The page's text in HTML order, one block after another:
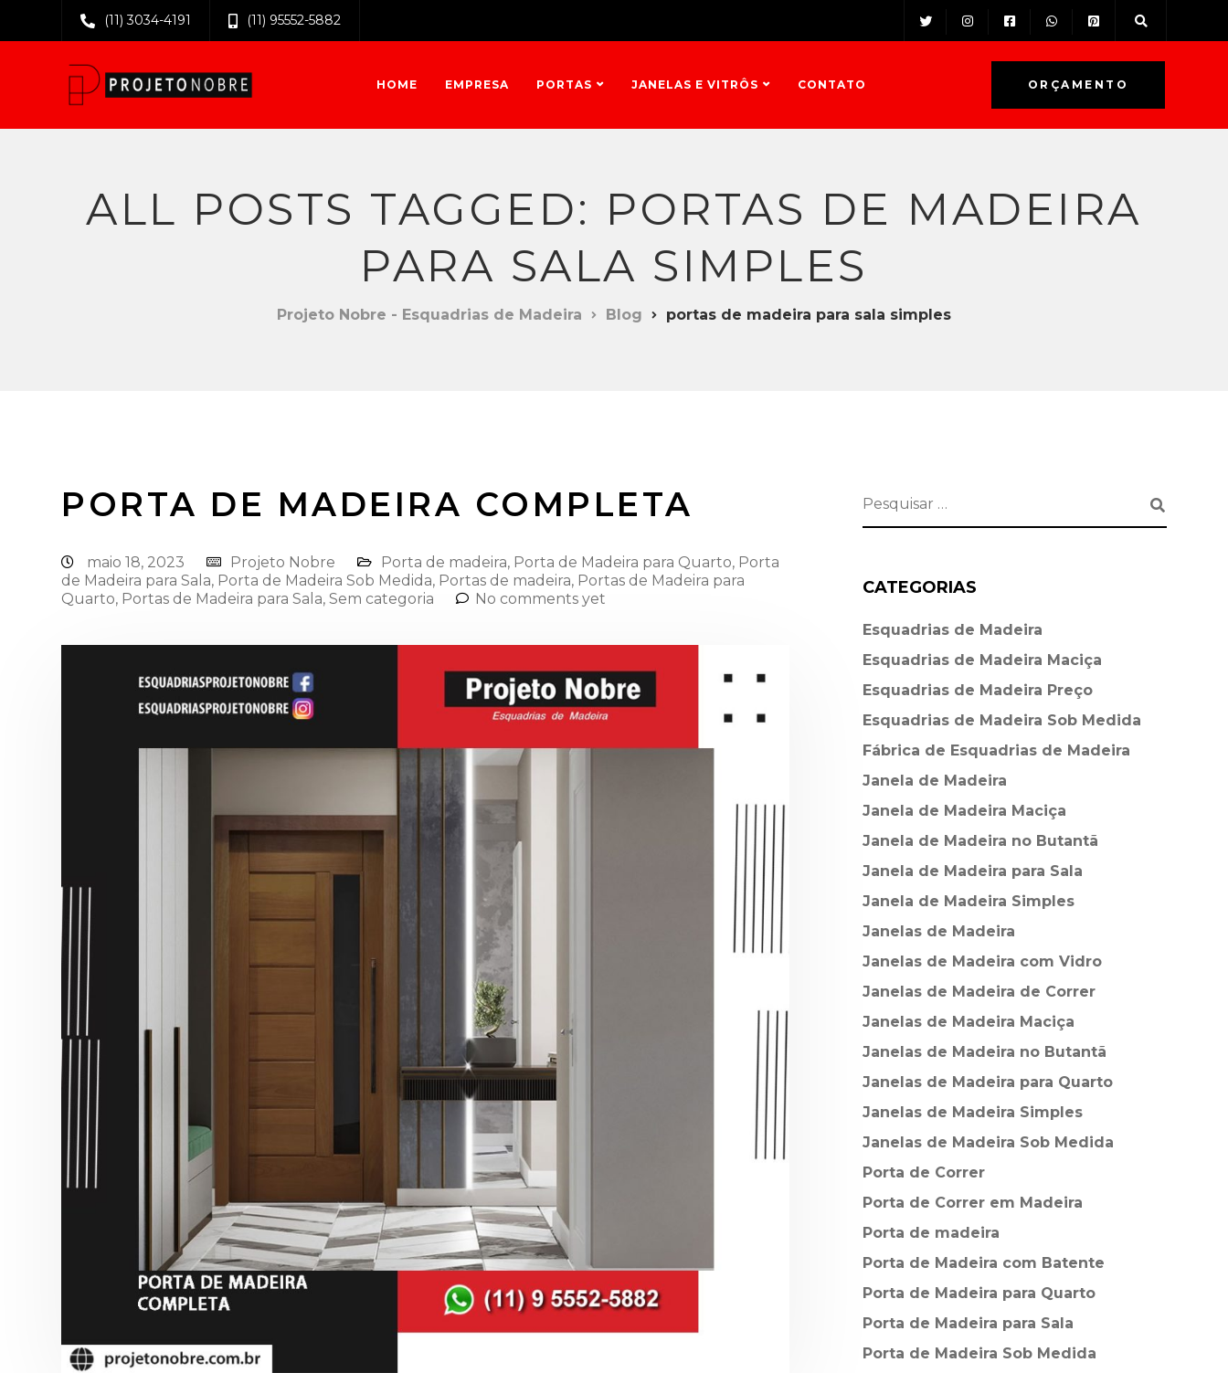
(11) 3034-4191 (11) 95552-5882
HOME EMPRESA PORTAS JANELAS E VITRÔS CONTATO ORÇAMENTO
ALL POSTS TAGGED: PORTAS DE MADEIRA
PARA SALA SIMPLES
Projeto Nobre - Esquadrias de Madeira Blog portas de madeira para sala simples
PORTA DE MADEIRA COMPLETA
maio 18, 2023 Projeto Nobre Porta de madeira, Porta de Madeira para Quarto, Porta
de Madeira para Sala, Porta de Madeira Sob Medida, Portas de madeira, Portas de Madeira para
Quarto, Portas de Madeira para Sala, Sem categoria No comments yet
CATEGORIAS
Esquadrias de Madeira⁠
Esquadrias de Madeira Maciça
Esquadrias de Madeira Preço
Esquadrias de Madeira Sob Medida
Fábrica de Esquadrias de Madeira
Janela de Madeira
Janela de Madeira Maciça
Janela de Madeira no Butantã
Janela de Madeira para Sala
Janela de Madeira Simples
Janelas de Madeira
Janelas de Madeira com Vidro
Janelas de Madeira de Correr
Janelas de Madeira Maciça
Janelas de Madeira no Butantã
Janelas de Madeira para Quarto
Janelas de Madeira Simples
Janelas de Madeira Sob Medida
Porta de Correr
Porta de Correr em Madeira
Porta de madeira
Porta de Madeira com Batente
Porta de Madeira para Quarto
Porta de Madeira para Sala
Porta de Madeira Sob Medida